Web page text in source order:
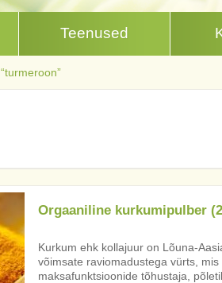
Teenused
Orgaaniline kurkumipulber
Kurkum ehk kollajuur on Lõuna-
võimsate raviomadustega vürts,
maksafunktsioonide tõhustaja,